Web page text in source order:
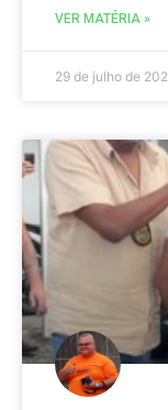
VER MATÉRIA »
29 de julho de